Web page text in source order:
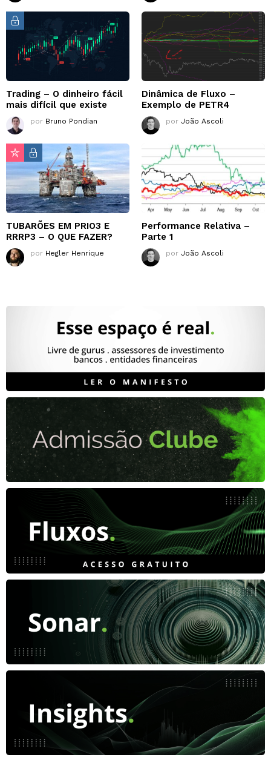
Trading – O dinheiro fácil
mais difícil que existe
por Bruno Pondian
Dinâmica de Fluxo –
Exemplo de PETR4
por João Ascoli
TUBARÕES EM PRIO3 E
RRRP3 – O QUE FAZER?
por Hegler Henrique
Performance Relativa –
Parte 1
por João Ascoli